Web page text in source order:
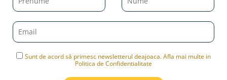
Sunt de acord să primesc newsletterul deajoaca. Afla mai multe in
Politica de Confidentialitate